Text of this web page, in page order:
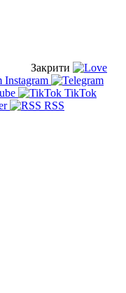
Закрити
Instagram
TikTok
RSS